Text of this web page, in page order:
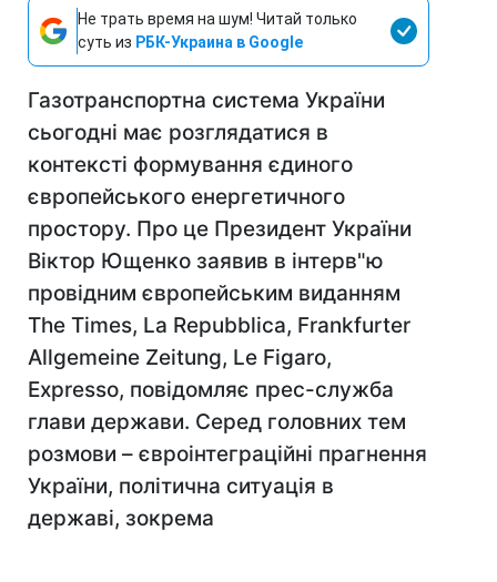
Не трать время на шум! Читай только
суть из РБК-Украина в Google
Газотранспортна система України
сьогодні має розглядатися в
контексті формування єдиного
європейського енергетичного
простору. Про це Президент України
Віктор Ющенко заявив в інтерв"ю
провідним європейським виданням
The Times, La Repubblica, Frankfurter
Allgemeine Zeitung, Le Figaro,
Expresso, повідомляє прес-служба
глави держави. Серед головних тем
розмови – євроінтеграційні прагнення
України, політична ситуація в
державі, зокрема